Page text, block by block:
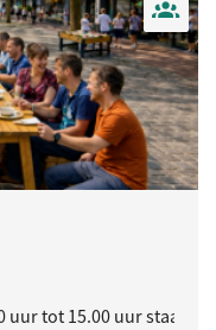
uur tot 15.00 uur staat in